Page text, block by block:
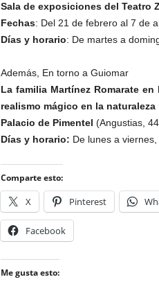
Sala de exposiciones del Teatro
Fechas: Del 21 de febrero al 7 de
Días y horario: De martes a
Además, En torno a Guiomar
La familia Martínez Romarate
realismo mágico en la naturaleza
Palacio de Pimentel (Angustias,
Días y horario: De lunes a
Comparte esto:
X Pinterest
Facebook
Me gusta esto: